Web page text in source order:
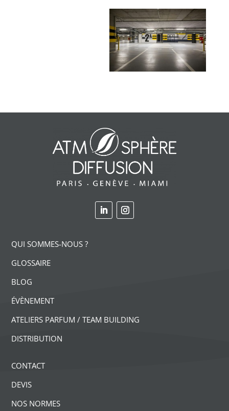
QUI SOMMES-NOUS ?
GLOSSAIRE
BLOG
ÉVÈNEMENT
ATELIERS PARFUM / TEAM BUILDING
DISTRIBUTION
CONTACT
DEVIS
NOS NORMES